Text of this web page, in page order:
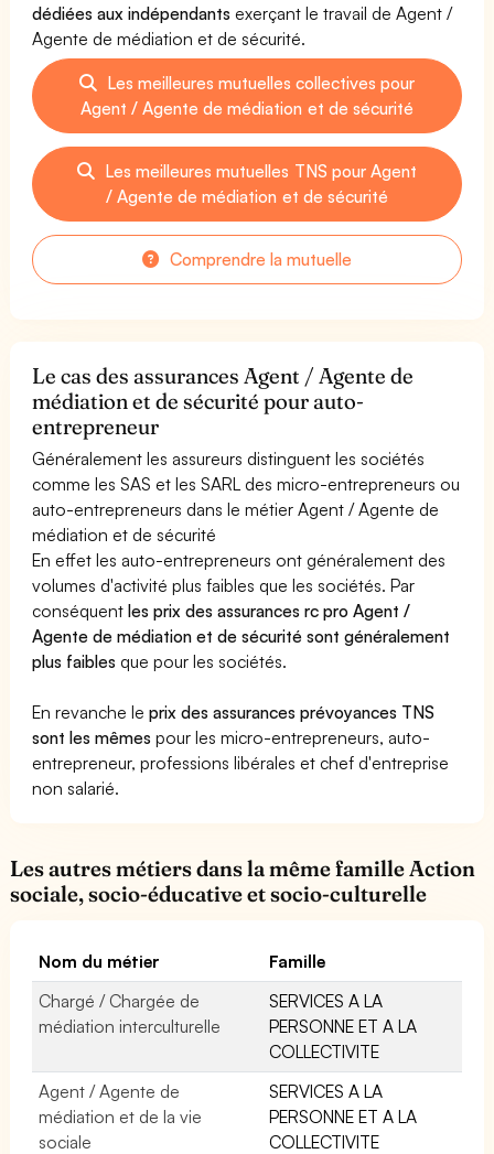
dédiées aux indépendants exerçant le travail de Agent /
Agente de médiation et de sécurité.
Les meilleures mutuelles collectives pour
Agent / Agente de médiation et de sécurité
Les meilleures mutuelles TNS pour Agent
/ Agente de médiation et de sécurité
Comprendre la mutuelle
Le cas des assurances Agent / Agente de
médiation et de sécurité pour auto-
entrepreneur
Généralement les assureurs distinguent les sociétés
comme les SAS et les SARL des micro-entrepreneurs ou
auto-entrepreneurs dans le métier Agent / Agente de
médiation et de sécurité
En effet les auto-entrepreneurs ont généralement des
volumes d'activité plus faibles que les sociétés. Par
conséquentles prix des assurances rc pro Agent /
Agente de médiation et de sécurité sont généralement
plus faibles que pour les sociétés.
En revanche leprix des assurances prévoyances TNS
sont les mêmes pour les micro-entrepreneurs, auto-
entrepreneur, professions libérales et chef d'entreprise
non salarié.
Les autres métiers dans la même famille Action
sociale, socio-éducative et socio-culturelle
Nom du métier
Famille
Chargé / Chargée de
médiation interculturelle
SERVICES A LA
PERSONNE ET A LA
COLLECTIVITE
Agent / Agente de
médiation et de la vie
sociale
SERVICES A LA
PERSONNE ET A LA
COLLECTIVITE